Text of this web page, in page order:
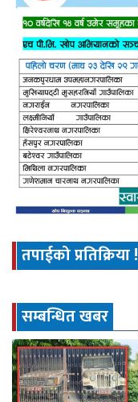
तपाईको प्रतिक्रिया !
सम्बन्धित खबर